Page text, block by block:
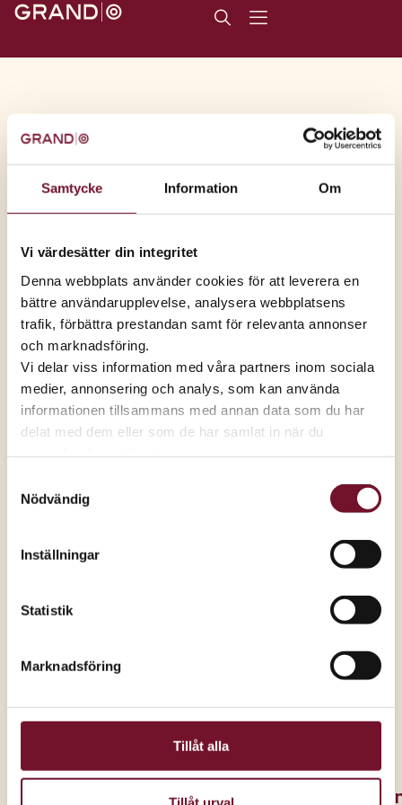
Samtycke Information Om
Vi värdesätter din integritet
Denna webbplats använder cookies för att leverera en
bättre användarupplevelse, analysera webbplatsens
trafik, förbättra prestandan samt för relevanta annonser
och marknadsföring.
Vi delar viss information med våra partners inom sociala
medier, annonsering och analys, som kan använda
informationen tillsammans med annan data som du har
delat med dem eller som de har samlat in när du
Nödvändig
Inställningar
Statistik
Marknadsföring
Tillåt alla
Seniorer
Buffé från 125 kr
Vardag 125 kr, helg 135 kr inkl sallad, sushi,
kaffe, kaka.
Gäller t.o.m. 31 dec, 2026,visa villkor
Till Chili & Wok Alla kampanjer